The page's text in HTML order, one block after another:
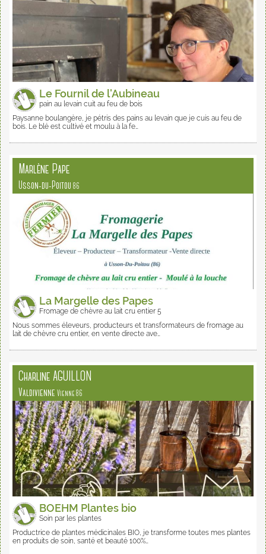
Le Fournil de l'Aubineau
pain au levain cuit au feu de bois
Paysanne boulangère, je pétris des pains au levain que je cuis au feu de
bois. Le blé est cultivé et moulu à la fe…
Marlène Pape
Usson-du-Poitou 86
La Margelle des Papes
Fromage de chèvre au lait cru entier 5
Nous sommes éleveurs, producteurs et transformateurs de fromage au
lait de chèvre cru entier, en vente directe ave…
Charline AGUILLON
Valdivienne Vienne 86
BOEHM Plantes bio
Soin par les plantes
Productrice de plantes médicinales BIO, je transforme toutes mes plantes
en produits de soin, santé et beauté 100%…